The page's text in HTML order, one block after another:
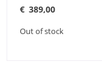
€ 389,00
Out of stock